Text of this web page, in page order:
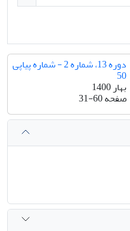
دوره 13، شماره 2 - شماره پیاپی
50
بهار 1400
صفحه31-60